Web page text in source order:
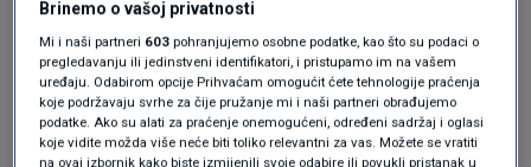
Prvi fizički napad dogodio se u jesen 2020. kada
ju je nakon salvi uvreda uhvatio za vrat i
stiskao ju. Isto se ponovilo i tijekom proljeća
2021. godine. I tada ju je tijekom svađe zgrabio
Brinemo o vašoj privatnosti
Mi i naši partneri 603 pohranjujemo osobne podatke, kao što su podaci o
pregledavanju ili jedinstveni identifikatori, i pristupamo im na vašem
uređaju. Odabirom opcije Prihvaćam omogućit ćete tehnologije praćenja
koje podržavaju svrhe za čije pružanje mi i naši partneri obrađujemo
podatke. Ako su alati za praćenje onemogućeni, određeni sadržaj i oglasi
koje vidite možda više neće biti toliko relevantni za vas. Možete se vratiti
na ovaj izbornik kako biste izmijenili svoje odabire ili povukli pristanak u